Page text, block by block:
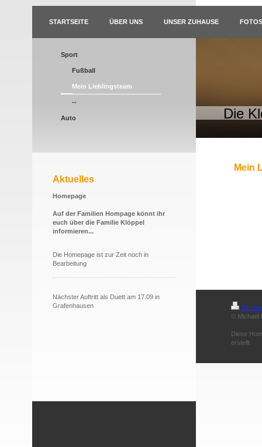
STARTSEITE ÜBER UNS UNSER ZUHAUSE FOTOS
Sport
Fußball
Mein Lieblingsteam
--
Auto
Aktuelles
Homepage
Auf der Familien Hompage könnt ihr
euch über die Familie Klöppel
informieren...
Die Homepage ist zur Zeit noch in
Bearbeitung
Nächster Auftritt als Duett am 17.09 in
Grafenhausen
Die
Mein
© Michael
Diese
erstellt.